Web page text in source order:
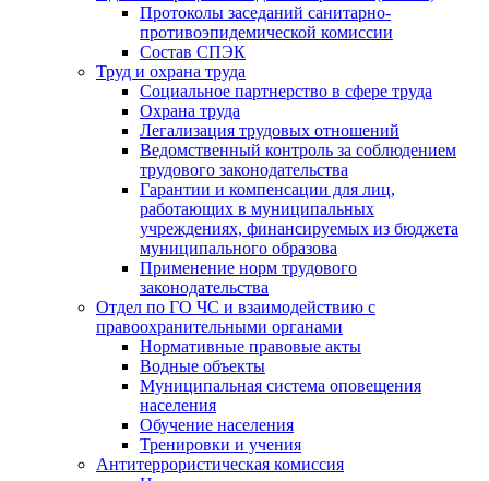
Протоколы заседаний санитарно-
противоэпидемической комиссии
Состав СПЭК
Труд и охрана труда
Социальное партнерство в сфере труда
Охрана труда
Легализация трудовых отношений
Ведомственный контроль за соблюдением
трудового законодательства
Гарантии и компенсации для лиц,
работающих в муниципальных
учреждениях, финансируемых из бюджета
муниципального образова
Применение норм трудового
законодательства
Отдел по ГО ЧС и взаимодействию с
правоохранительными органами
Нормативные правовые акты
Водные объекты
Муниципальная система оповещения
населения
Обучение населения
Тренировки и учения
Антитеррористическая комиссия